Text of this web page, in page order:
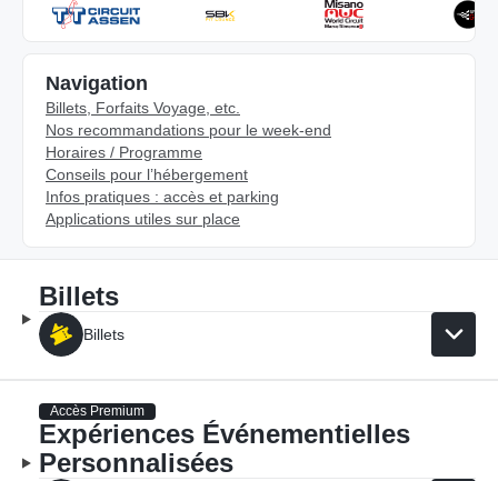
Navigation
Billets, Forfaits Voyage, etc.
Nos recommandations pour le week-end
Horaires / Programme
Conseils pour l’hébergement
Infos pratiques : accès et parking
Applications utiles sur place
Billets
Billets
Accès Premium
Expériences Événementielles
Personnalisées